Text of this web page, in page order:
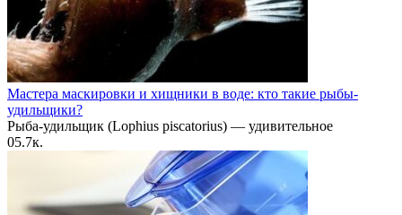
Мастера маскировки и хищники в воде: кто такие рыбы-
удильщики?
Рыба-удильщик (Lophius piscatorius) — удивительное
05.7к.